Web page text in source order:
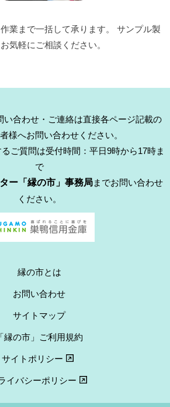
業まで一括して承ります。 サンプル製
気軽にご相談ください。
い合わせ・ご連絡は直接各ページ記載の
様へお問い合わせください。
ご質問は受付時間：平日9時から17時ま
で
ー「縁の市」事務局までお問い合わせ
ください。
縁の市とは
お問い合わせ
サイトマップ
「縁の市」ご利用規約
サイトポリシー
イバシーポリシー